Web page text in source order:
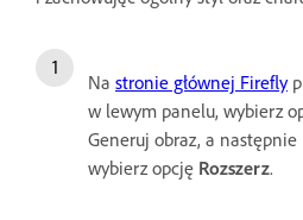
Na stronie głównej Firefly
w lewym panelu, wybierz
Generuj obraz, a następnie
wybierz opcję Rozszerz.